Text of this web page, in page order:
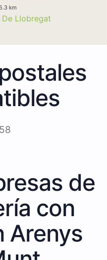
km
De Llobregat
de
con
Arenys